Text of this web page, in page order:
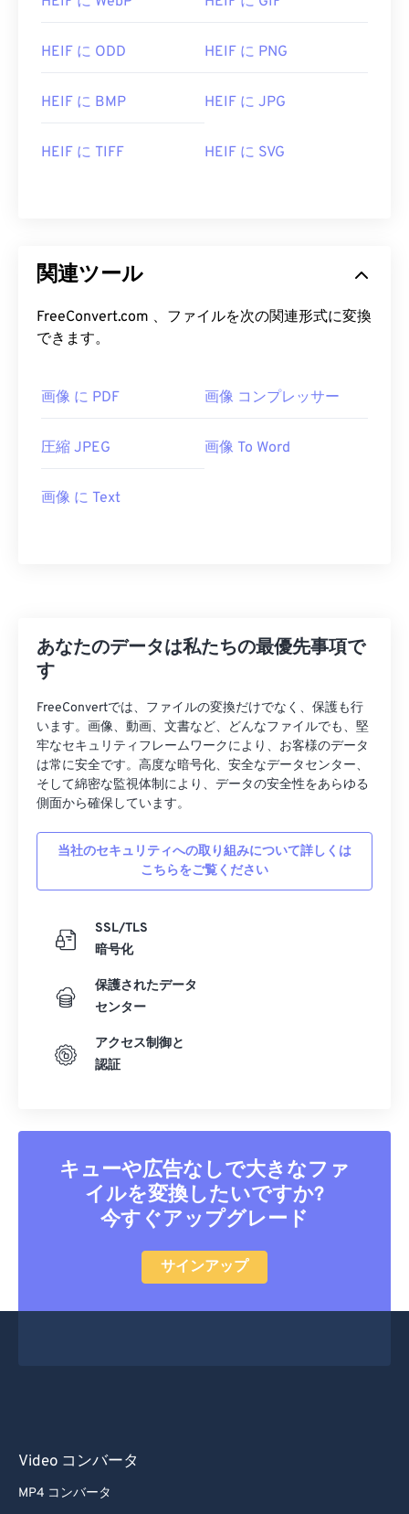
HEIF に ODD HEIF に PNG
HEIF に BMP HEIF に JPG
HEIF に TIFF HEIF に SVG
関連ツール
FreeConvert.com 、ファイルを次の関連形式に変換
できます。
画像 に PDF 画像 コンプレッサー
圧縮 JPEG 画像 To Word
画像 に Text
あなたのデータは私たちの最優先事項で
す
FreeConvertでは、ファイルの変換だけでなく、保護も行
います。画像、動画、文書など、どんなファイルでも、堅
牢なセキュリティフレームワークにより、お客様のデータ
は常に安全です。高度な暗号化、安全なデータセンター、
そして綿密な監視体制により、データの安全性をあらゆる
側面から確保しています。
当社のセキュリティへの取り組みについて詳しくは
こちらをご覧ください
SSL/TLS
暗号化
保護されたデータ
センター
アクセス制御と
認証
キューや広告なしで大きなファ
イルを変換したいですか?
今すぐアップグレード
サインアップ
Video コンバータ
MP4 コンバータ